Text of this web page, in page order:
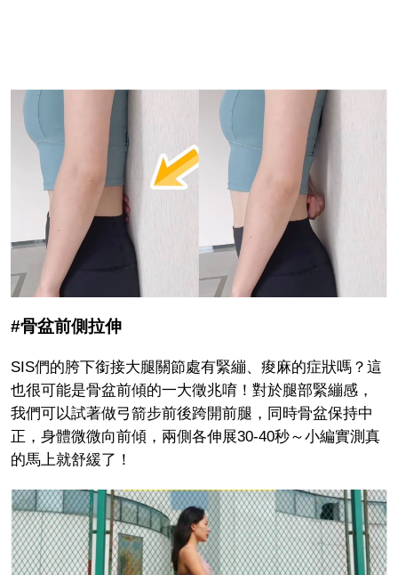
#骨盆前側拉伸
SIS們的胯下銜接大腿關節處有緊繃、痠麻的症狀嗎？這
也很可能是骨盆前傾的一大徵兆唷！對於腿部緊繃感，
我們可以試著做弓箭步前後跨開前腿，同時骨盆保持中
正，身體微微向前傾，兩側各伸展30-40秒～小編實測真
的馬上就舒緩了！